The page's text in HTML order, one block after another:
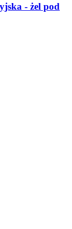
-​ żel pod